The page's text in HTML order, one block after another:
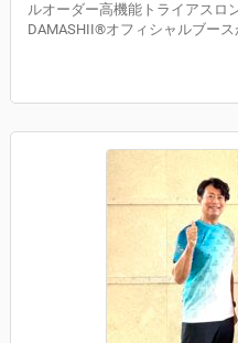
ルオーダー高機能トライアスロ
DAMASHII®オフィシャルブー